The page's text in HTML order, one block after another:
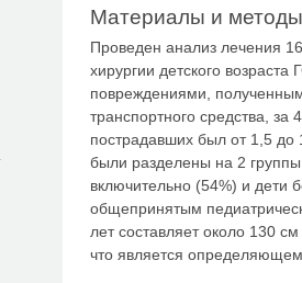
Материалы и методы
Проведен анализ лечения
хирургии детского
повреждениями,
транспортного средства,
пострадавших был от 1,5 до
были разделены на 2 группы
включительно (54%) и дети
общепринятым
лет составляет около 130
что является